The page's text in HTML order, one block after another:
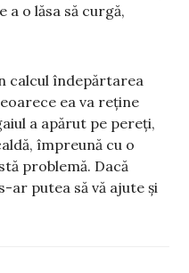
a o lăsa să curgă,
calcul îndepărtarea
ea va reține
a apărut pe pereți,
împreună cu o
problemă. Dacă
ar putea să vă ajute și